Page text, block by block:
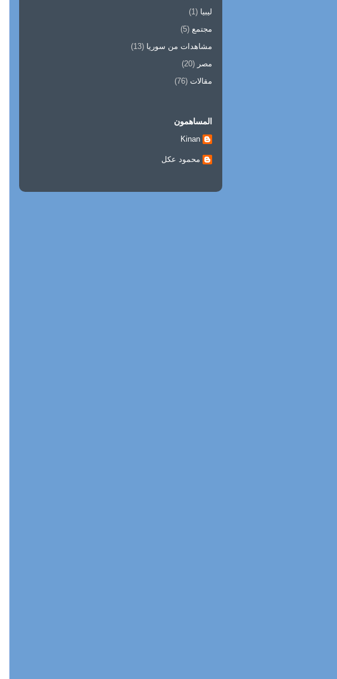
ليبيا (1)
مجتمع (5)
مشاهدات من سوريا (13)
مصر (20)
مقالات (76)
المساهمون
Kinan
محمود عكل